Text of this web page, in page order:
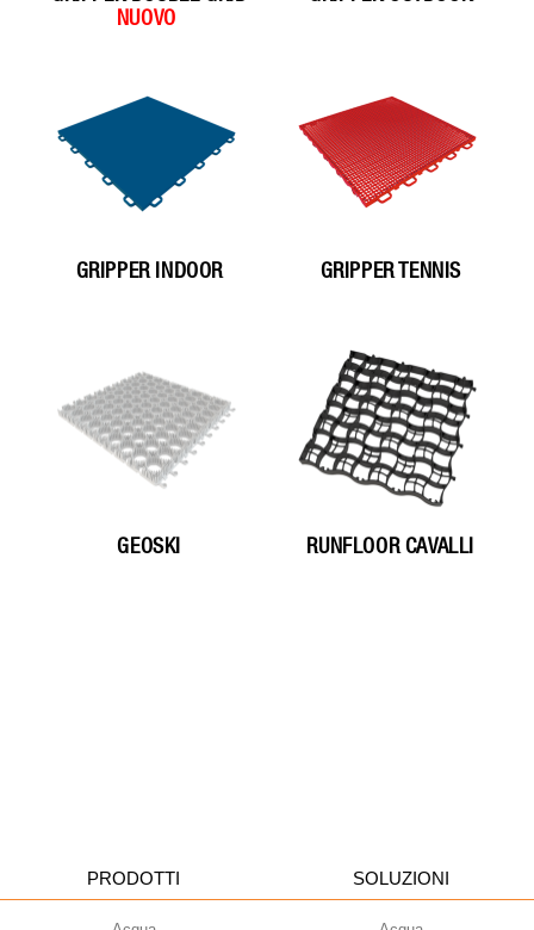
GRIPPER INDOOR GRIPPER TENNIS
GEOSKI RUNFLOOR CAVALLI
PRODOTTI SOLUZIONI